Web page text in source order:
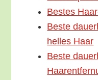
Bes­tes
Bes­te
hel­les Haar
Bes­te